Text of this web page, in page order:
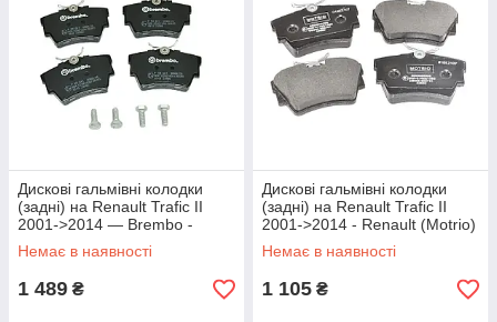
Дискові гальмівні колодки
(задні) на Renault Trafic II
2001->2014 — Brembo -
P59041
Немає в наявності
1 489 ₴
Дискові гальмівні колодки
(задні) на Renault Trafic II
2001->2014 - Renault (Motrio)
- 8660006306
Немає в наявності
1 105 ₴